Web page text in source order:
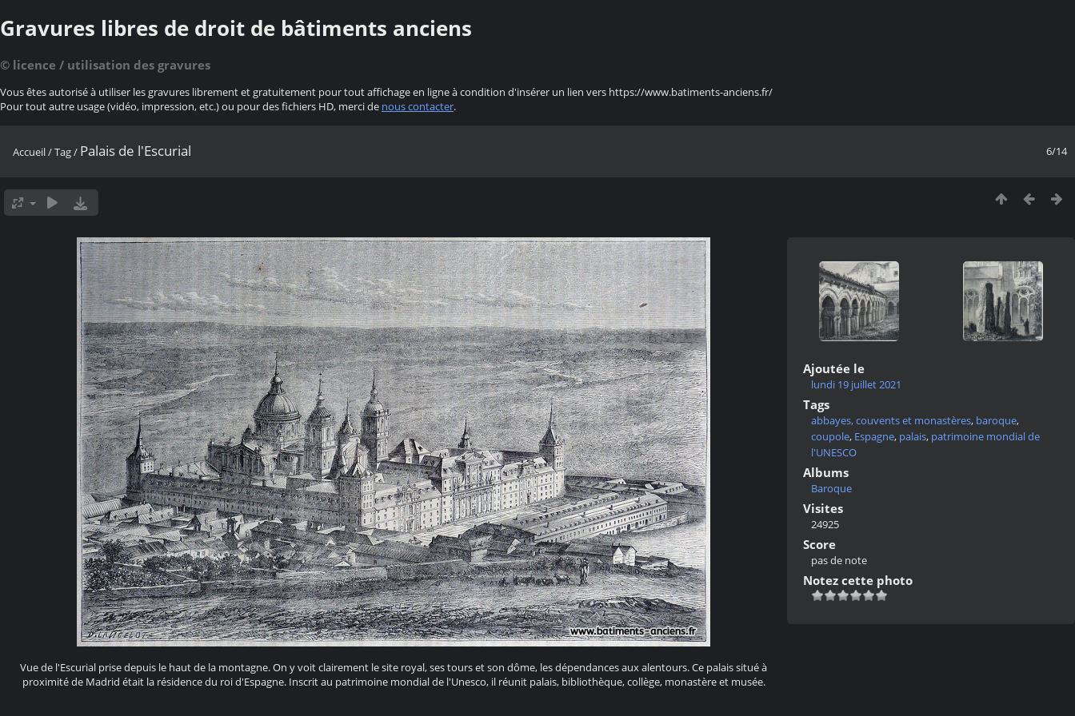
Gravures libres de droit de bâtiments anciens
© licence / utilisation des gravures
Vous êtes autorisé à utiliser les gravures librement et gratuitement pour tout affichage en ligne à condition d'insérer un lien vers https://www.batiments-anciens.fr/
Pour tout autre usage (vidéo, impression, etc.) ou pour des fichiers HD, merci de nous contacter.
6/14
Accueil/Tag/ Palais de l'Escurial
Vue de l'Escurial prise depuis le haut de la montagne. On y voit clairement le site royal, ses tours et son dôme, les dépendances aux alentours. Ce palais situé à
proximité de Madrid était la résidence du roi d'Espagne. Inscrit au patrimoine mondial de l'Unesco, il réunit palais, bibliothèque, collège, monastère et musée.
Ajoutée le
lundi 19 juillet 2021
Tags
abbayes, couvents et monastères, baroque,
coupole, Espagne, palais, patrimoine mondial de
l'UNESCO
Albums
Baroque
Visites
24925
Score
pas de note
Notez cette photo